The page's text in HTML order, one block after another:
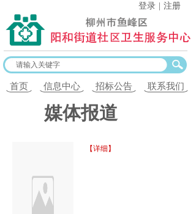
登录 注册
首页 信息中心 招标公告 联系我们
媒体报道
【详细】